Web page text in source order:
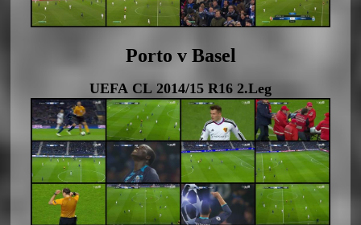
Porto v Basel
UEFA CL 2014/15 R16 2.Leg